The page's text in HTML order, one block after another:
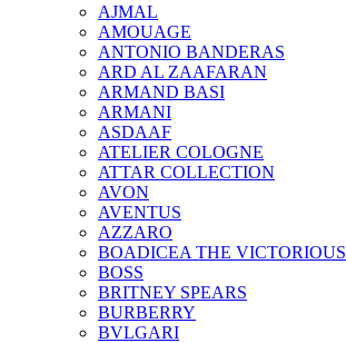
AJMAL
AMOUAGE
ANTONIO BANDERAS
ARD AL ZAAFARAN
ARMAND BASI
ARMANI
ASDAAF
ATELIER COLOGNE
ATTAR COLLECTION
AVON
AVENTUS
AZZARO
BOADICEA THE VICTORIOUS
BOSS
BRITNEY SPEARS
BURBERRY
BVLGARI